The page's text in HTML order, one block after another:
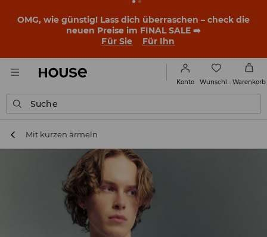
OMG, wie günstig! Lass dich überraschen – check die
neuen Preise im FINAL SALE ➡️
Für Sie
Für Ihn
Konto Warenkorb
Suche
Mit kurzen ärmeln